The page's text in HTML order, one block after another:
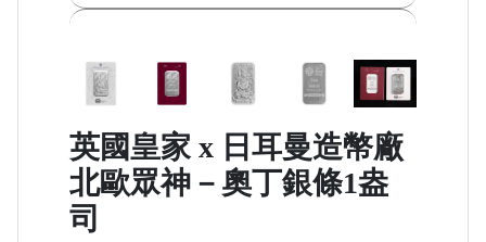
英國皇家 x 日耳曼造幣廠
北歐眾神－奧丁銀條1盎
司